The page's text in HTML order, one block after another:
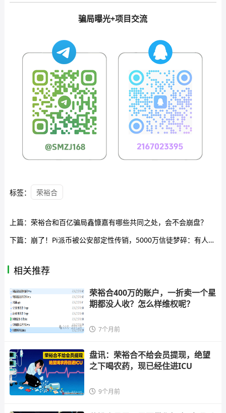
骗局曝光+项目交流
标签： 荣裕合
上篇： 荣裕合和百亿骗局鑫慷嘉有哪些共同之处，会不会崩盘？
下篇： 崩了！Pi派币被公安部定性传销，5000万信徒梦碎：有人卖房梭哈，有人拉全家入坑，如今只剩绝望
相关推荐
荣裕合400万的账户，一折卖一个星
期都没人收？怎么样维权呢？
7个月前
盘讯：荣裕合不给会员提现，绝望
之下喝农药，现已经住进ICU
9个月前